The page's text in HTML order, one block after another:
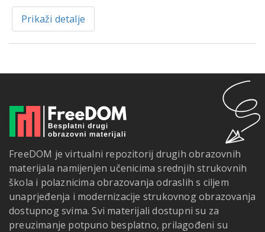
Prikaži detalje
FreeDOM je virtualni repozitorij drugih obrazovnih
materijala namijenjen učenicima srednjih strukovnih
škola i polaznicima obrazovanja odraslih s ciljem
unaprjeđenja i modernizacije strukovnog obrazovanja
dostupnog svima. Svi materijali dostupni su za
preuzimanje potpuno besplatno, prilagođeni su